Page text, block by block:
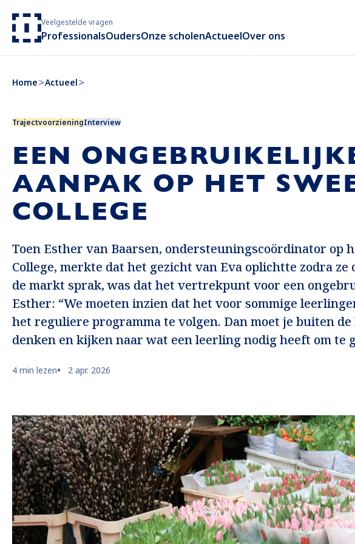
ProfessionalsOudersOnze scholenActueelOver ons
Veelgestelde vragen
Home Actueel
TrajectvoorzieningInterview
EEN
AANPAK OP HET
COLLEGE
Toen Esther van Baarsen, ondersteuningscoördinator op
College, merkte dat het gezicht van Eva oplichtte zodra
de markt sprak, was dat het vertrekpunt voor een
Esther: “We moeten inzien dat het voor sommige
het reguliere programma te volgen. Dan moet je buiten
denken en kijken naar wat een leerling nodig heeft om te
4 min lezen 2 apr. 2026